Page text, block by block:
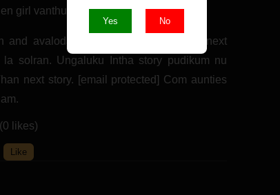
girl vanthuta.
and avaloda threesome epudi panran next
solran. Ungaluku Intha story pudikum nu
next story. [email protected] Com aunties
(0 likes)
Like
Yes No